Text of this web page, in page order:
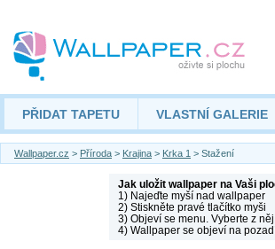
PŘIDAT TAPETU VLASTNÍ GALERIE
Wallpaper.cz > Příroda > Krajina > Krka 1 > Stažení
Jak uložit wallpaper na Vaši
1) Najeďte myší nad wallpaper
2) Stiskněte pravé tlačítko myši
3) Objeví se menu. Vyberte z
4) Wallpaper se objeví na